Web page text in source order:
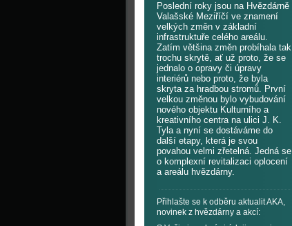
Poslední roky jsou na Hvězdárně
Valašské Meziříčí ve znamení
velkých změn v základní
infrastruktuře celého areálu.
Zatím většina změn probíhala tak
trochu skrytě, ať už proto, že se
jednalo o opravy či úpravy
interiérů nebo proto, že byla
skryta za hradbou stromů. První
velkou změnou bylo vybudování
nového objektu Kulturního a
kreativního centra na ulici J. K.
Tyla a nyní se dostáváme do
další etapy, která je svou
povahou velmi zřetelná. Jedná se
o komplexní revitalizaci oplocení
a areálu hvězdárny.
Přihlašte se k odběru aktualit AKA,
novinek z hvězdárny a akcí: